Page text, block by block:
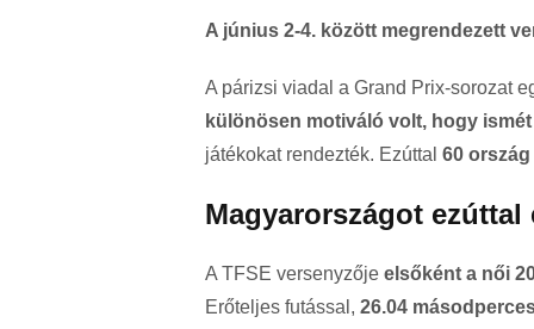
A június 2-4. között megrendezett
A párizsi viadal a Grand Prix-sorozat
különösen motiváló volt, hogy
játékokat rendezték. Ezúttal 60
Magyarországot
A TFSE versenyzője elsőként a női
Erőteljes futással, 26.04